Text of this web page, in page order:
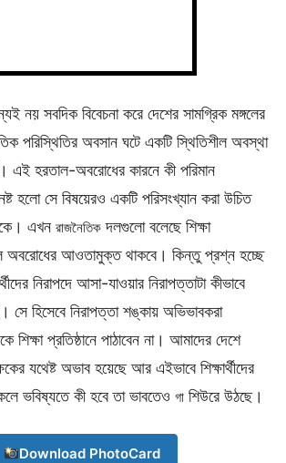
নয় সবদিক বিবেচনা করে দেশের সামগ্রিক মঙ্গলের
পরিস্থিতির অবসান ঘটে একটি স্থিতিশীল অবস্থা
এই হরতাল-অবরোধের কারনে কী পরিমান
হলো সে বিষয়েরও একটি পরিসংখ্যান করা উচিত
এখন রাজনৈতিক দলগুলো বলেছে শিক্ষা
অবরােধের আওতামুক্ত থাকবে। কিন্তু প্রশ্ন হচ্ছে
নিরাপদে আসা-যাওয়ার নিরাপত্তাটা কীভাবে
সে হিসেবে নিরাপত্তা শঙ্কায় অভিভাবকরা
শিক্ষা প্রতিষ্ঠানে পাঠাবেন না। আমাদের দেশে
যথেষ্ট অভাব হয়েছে আর এইভাবে শিক্ষার্থীদের
ভবিষ্যতে কী হবে তা ভাবতেও গা শিউরে উঠছে।
Download PhotoCard